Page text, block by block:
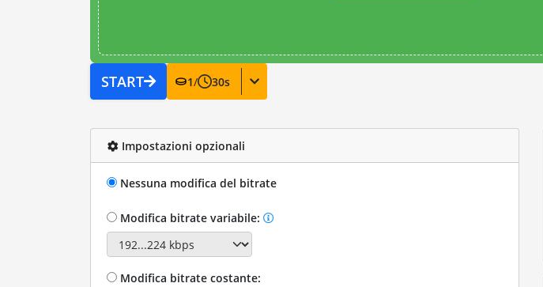
START 1/ 30s
Impostazioni opzionali
Nessuna modifica del bitrate
Modifica bitrate variabile:
Modifica bitrate costante: